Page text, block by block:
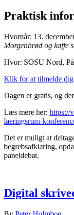
Praktisk
Hvornår: 13.
Morgenbrød og kaffe
Hvor: SOSU Nord,
Klik for at tilmelde dig
Dagen er gratis, og
Læs mere her: https://
laeringsrum-
Det er muligt at
begrebsafklaring,
paneldebat.
Digital